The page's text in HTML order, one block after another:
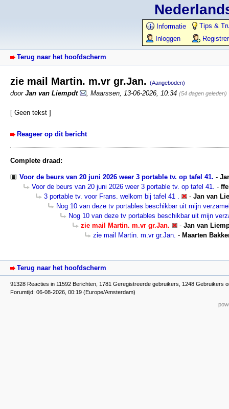
Informatie
Tips &
Inloggen
Terug naar het hoofdscherm
zie mail Martin. m.vr gr.Jan. (Aangeboden)
door Jan van Liempdt Maarssen 13-06-2026, 10:34 (54 dagen geleden)
[ Geen tekst ]
Reageer op dit bericht
Complete draad:
Voor de beurs van 20 juni 2026 weer 3 portable tv. op tafel 41. -
Voor de beurs van 20 juni 2026 weer 3 portable tv. op tafel 41.
-
3 portable tv. voor Frans. welkom bij tafel 41 .
- Jan van
Nog 10 van deze tv portables beschikbar uit mijn
Nog 10 van deze tv portables beschikbar uit mijn
zie mail Martin. m.vr gr.Jan.
- Jan van
zie mail Martin. m.vr gr.Jan. - Maarten
Terug naar het hoofdscherm
91328 Reacties in 11592 Berichten, 1781 Geregistreerde gebruikers, 1248 Gebruikers
Forumtijd: 06-08-2026, 00:19 (Europe/Amsterdam)